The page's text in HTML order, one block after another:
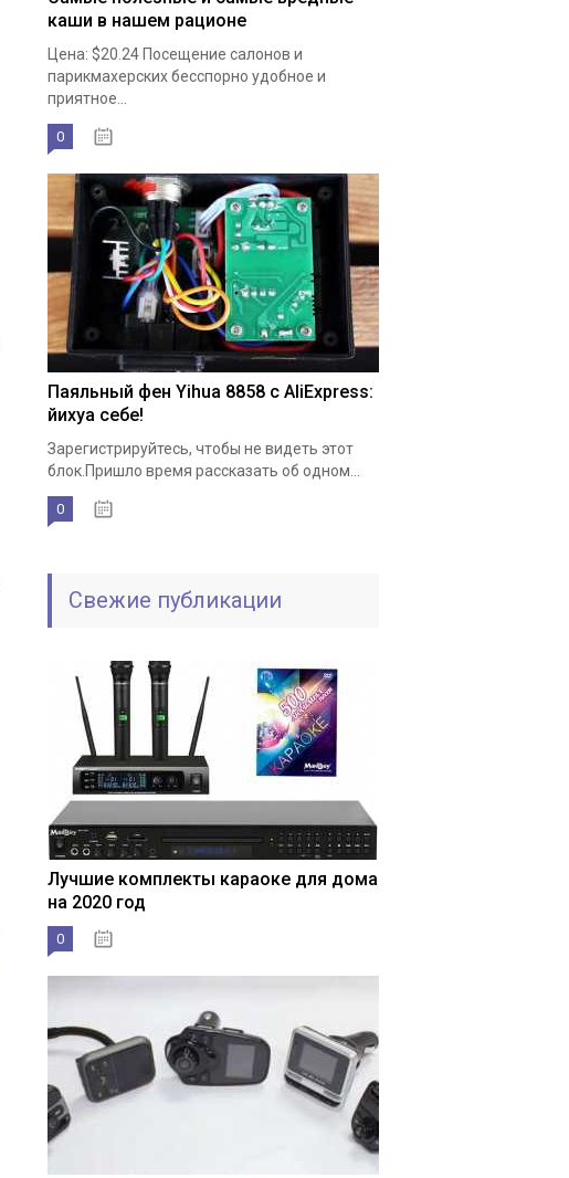
каши в нашем рационе
Цена: $20.24 Посещение салонов и
парикмахерских бесспорно удобное и
приятное...
0
Паяльный фен Yihua 8858 с AliExpress:
йихуа себе!
Зарегистрируйтесь, чтобы не видеть этот
блок.Пришло время рассказать об одном...
0
Свежие публикации
Лучшие комплекты караоке для дома
на 2020 год
0